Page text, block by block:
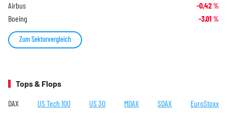
Airbus -0,42%
Boeing -3,01 %
Zum Sektorvergleich
Tops & Flops
DAX US Tech 100 US 30 MDAX SDAX EuroStoxx